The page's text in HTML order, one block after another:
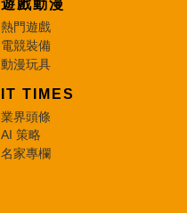
遊戲動漫
熱門遊戲
電競裝備
動漫玩具
IT TIMES
業界頭條
AI 策略
名家專欄